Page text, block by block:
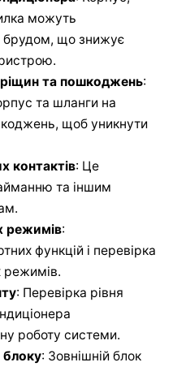
можуть
брудом, що знижує
та пошкоджень:
та шланги на
щоб уникнути
контактів: Це
та іншим
режимів:
функцій і перевірка
режимів.
: Перевірка рівня
роботу системи.
блоку: Зовнішній блок